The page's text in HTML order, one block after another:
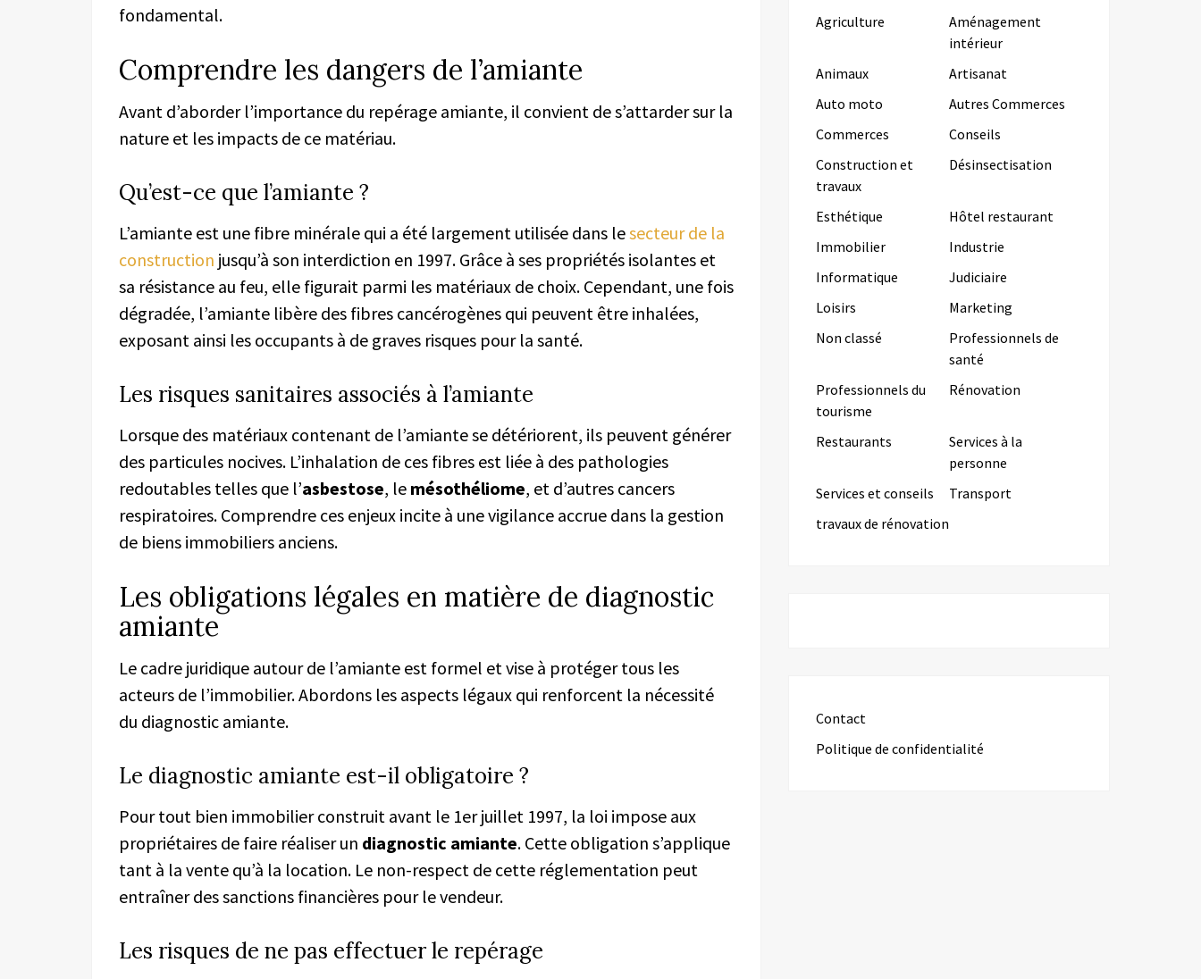
fondamental.
Comprendre les dangers de l’amiante
Avant d’aborder l’importance du repérage amiante, il convient de s’attarder sur la
nature et les impacts de ce matériau.
Qu’est-ce que l’amiante ?
L’amiante est une fibre minérale qui a été largement utilisée dans lesecteur de la
construction jusqu’à son interdiction en 1997. Grâce à ses propriétés isolantes et
sa résistance au feu, elle figurait parmi les matériaux de choix. Cependant, une fois
dégradée, l’amiante libère des fibres cancérogènes qui peuvent être inhalées,
exposant ainsi les occupants à de graves risques pour la santé.
Les risques sanitaires associés à l’amiante
Lorsque des matériaux contenant de l’amiante se détériorent, ils peuvent générer
des particules nocives. L’inhalation de ces fibres est liée à des pathologies
redoutables telles que l’asbestose, le mésothéliome, et d’autres cancers
respiratoires. Comprendre ces enjeux incite à une vigilance accrue dans la gestion
de biens immobiliers anciens.
Les obligations légales en matière de diagnostic
amiante
Le cadre juridique autour de l’amiante est formel et vise à protéger tous les
acteurs de l’immobilier. Abordons les aspects légaux qui renforcent la nécessité
du diagnostic amiante.
Le diagnostic amiante est-il obligatoire ?
Pour tout bien immobilier construit avant le 1er juillet 1997, la loi impose aux
propriétaires de faire réaliser un diagnostic amiante. Cette obligation s’applique
tant à la vente qu’à la location. Le non-respect de cette réglementation peut
entraîner des sanctions financières pour le vendeur.
Les risques de ne pas effectuer le repérage
Agriculture
Aménagement
intérieur
Animaux
Artisanat
Auto moto
Autres Commerces
Commerces
Conseils
Construction et
travaux
Désinsectisation
Esthétique
Hôtel restaurant
Immobilier
Industrie
Informatique
Judiciaire
Loisirs
Marketing
Non classé
Professionnels de
santé
Professionnels du
tourisme
Rénovation
Restaurants
Services à la
personne
Services et conseils
Transport
travaux de rénovation
Contact
Politique de confidentialité